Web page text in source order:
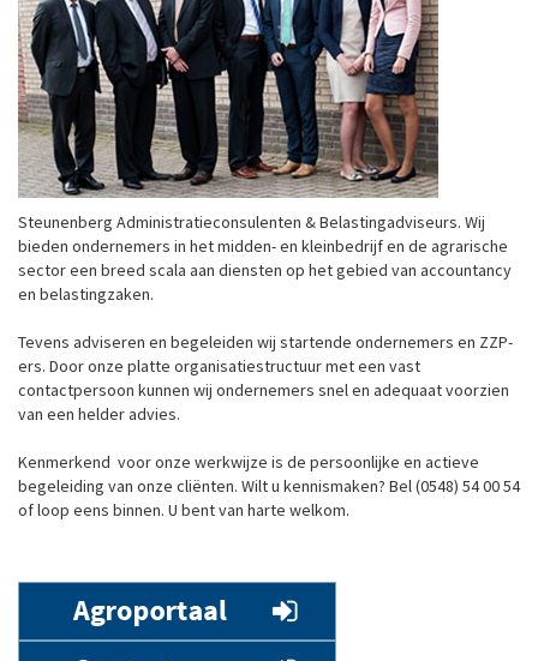
Steunenberg Administratieconsulenten & Belastingadviseurs. Wij
bieden ondernemers in het midden- en kleinbedrijf en de agrarische
sector een breed scala aan diensten op het gebied van accountancy
en belastingzaken.
Tevens adviseren en begeleiden wij startende ondernemers en ZZP-
ers. Door onze platte organisatiestructuur met een vast
contactpersoon kunnen wij ondernemers snel en adequaat voorzien
van een helder advies.
Kenmerkend voor onze werkwijze is de persoonlijke en actieve
begeleiding van onze cliënten. Wilt u kennismaken? Bel (0548) 54 00 54
of loop eens binnen. U bent van harte welkom.